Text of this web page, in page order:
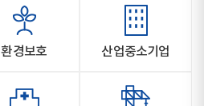
환경보호 산업중소기업